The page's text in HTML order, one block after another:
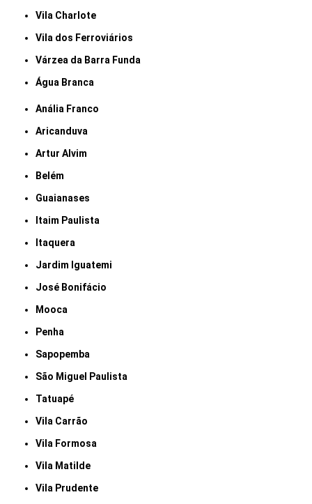
Vila Charlote
Vila dos Ferroviários
Várzea da Barra Funda
Água Branca
Anália Franco
Aricanduva
Artur Alvim
Belém
Guaianases
Itaim Paulista
Itaquera
Jardim Iguatemi
José Bonifácio
Mooca
Penha
Sapopemba
São Miguel Paulista
Tatuapé
Vila Carrão
Vila Formosa
Vila Matilde
Vila Prudente